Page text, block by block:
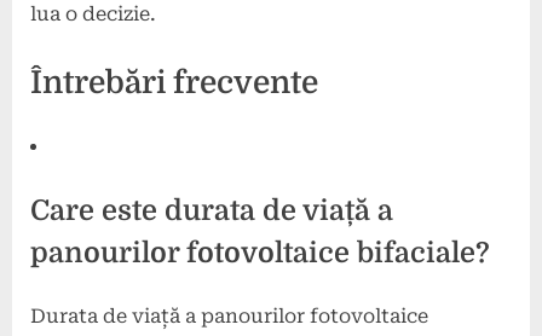
lua o decizie.
Întrebări frecvente
Care este durata de viață a
panourilor fotovoltaice bifaciale?
Durata de viață a panourilor fotovoltaice